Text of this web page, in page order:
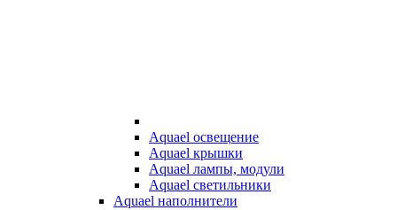
Aquael освещение
Aquael крышки
Aquael лампы, модули
Aquael светильники
Aquael наполнители